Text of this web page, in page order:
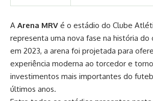
A Arena MRV é o estádio do Clube
representa uma nova fase na história do
em 2023, a arena foi projetada para
experiência moderna ao torcedor e
investimentos mais importantes do
últimos anos.